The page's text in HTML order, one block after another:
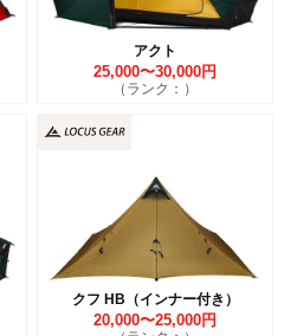
アクト
25,000〜30,000円
（ランク：）
クフ HB（インナー付き）
20,000〜25,000円